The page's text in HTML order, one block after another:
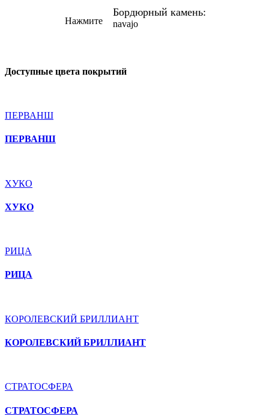
Нажмите
Бордюрный камень:
navajo
Доступные цвета покрытий
ПЕРВАНШ
ПЕРВАНШ
ХУКО
ХУКО
РИЦА
РИЦА
КОРОЛЕВСКИЙ БРИЛЛИАНТ
КОРОЛЕВСКИЙ БРИЛЛИАНТ
СТРАТОСФЕРА
СТРАТОСФЕРА